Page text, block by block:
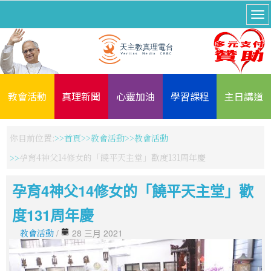
教會活動 真理新聞 心靈加油 學習課程 主日講道
你目前位置: 首頁 教會活動
教會活動
孕育4神父14修女的「饒平天主堂」歡度131周年慶
孕育4神父14修女的「饒平天主堂」歡
度131周年慶
教會活動 / 28 三月 2021